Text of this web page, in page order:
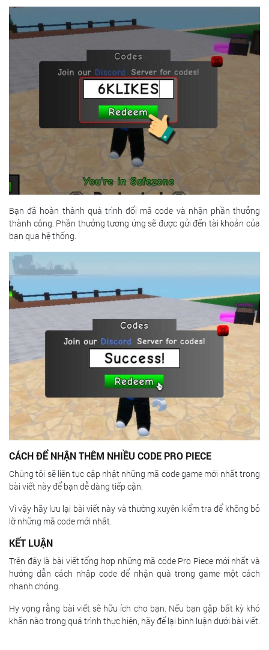
Bạn đã hoàn thành quá trình đổi mã code và nhận phần thưởng
thành công. Phần thưởng tương ứng sẽ được gửi đến tài khoản của
bạn qua hệ thống.
CÁCH ĐỂ NHẬN THÊM NHIỀU CODE PRO PIECE
Chúng tôi sẽ liên tục cập nhật những mã code game mới nhất trong
bài viết này để bạn dễ dàng tiếp cận.
Vì vậy hãy lưu lại bài viết này và thường xuyên kiểm tra để không bỏ
lỡ những mã code mới nhất.
KẾT LUẬN
Trên đây là bài viết tổng hợp những mã code Pro Piece mới nhất và
hướng dẫn cách nhập code để nhận quà trong game một cách
nhanh chóng.
Hy vọng rằng bài viết sẽ hữu ích cho bạn. Nếu bạn gặp bất kỳ khó
khăn nào trong quá trình thực hiện, hãy để lại bình luận dưới bài viết.